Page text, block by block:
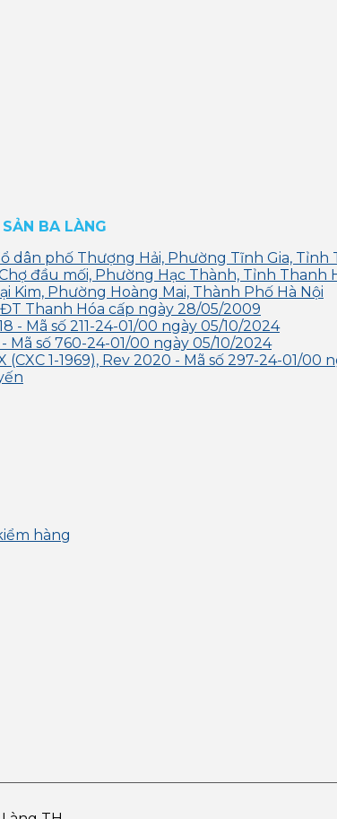
BA LÀNG
dân phố Thượng Hải, Phường Tĩnh Gia, Tỉnh
đầu mối, Phường Hạc Thành, Tỉnh Thanh
Kim, Phường Hoàng Mai, Thành Phố Hà Nội
Thanh Hóa cấp ngày 28/05/2009
- Mã số 211-24-01/00 ngày 05/10/2024
Mã số 760-24-01/00 ngày 05/10/2024
(CXC 1-1969), Rev 2020 - Mã số 297-24-01/00
hàng